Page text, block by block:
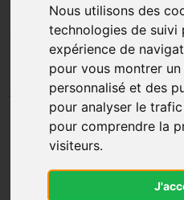
Nous utilisons des
technologies de
expérience de
pour vous montrer
personnalisé et des
pour analyser le
pour comprendre la
visiteurs.
A-Derma
Nuit 400Ml
A-DERMA